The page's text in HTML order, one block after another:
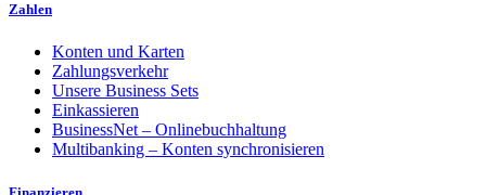
Zahlen
Konten und Karten
Zahlungsverkehr
Unsere Business Sets
Einkassieren
BusinessNet – Onlinebuchhaltung
Multibanking – Konten synchronisieren